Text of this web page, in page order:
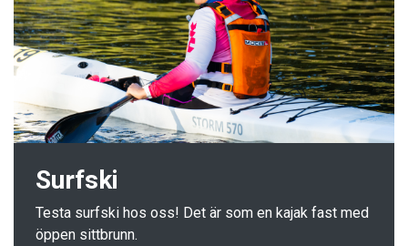
Surfski
Testa surfski hos oss! Det är som en kajak fast med
öppen sittbrunn.